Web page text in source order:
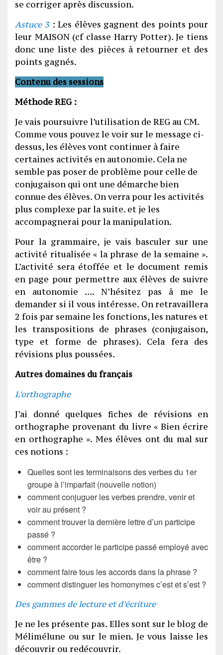
se corriger après discussion.
Astuce 3: Les élèves gagnent des points pour
leur MAISON (cf classe Harry Potter). Je tiens
donc une liste des pièces à retourner et des
points gagnés.
Contenu des sessions
Méthode REG :
Je vais poursuivre l’utilisation de REG au CM.
Comme vous pouvez le voir sur le message ci-
dessus, les élèves vont continuer à faire
certaines activités en autonomie. Cela ne
semble pas poser de problème pour celle de
conjugaison qui ont une démarche bien
connue des élèves. On verra pour les activités
plus complexe par la suite. et je les
accompagnerai pour la manipulation.
Pour la grammaire, je vais basculer sur une
activité ritualisée « la phrase de la semaine ».
L’activité sera étoffée et le document remis
en page pour permettre aux élèves de suivre
en autonomie …. N’hésitez pas à me le
demander si il vous intéresse. On retravaillera
2 fois par semaine les fonctions, les natures et
les transpositions de phrases (conjugaison,
type et forme de phrases). Cela fera des
révisions plus poussées.
Autres domaines du français
L’orthographe
J’ai donné quelques fiches de révisions en
orthographe provenant du livre « Bien écrire
en orthographe ». Mes élèves ont du mal sur
ces notions :
Quelles sont les terminaisons des verbes du 1er
groupe à l’imparfait (nouvelle notion)
comment conjuguer les verbes prendre, venir et
voir au présent ?
comment trouver la dernière lettre d’un participe
passé ?
comment accorder le participe passé employé avec
être ?
comment faire tous les accords dans la phrase ?
comment distinguer les homonymes c’est et s’est ?
Des gammes de lecture et d’écriture
Je ne les présente pas. Elles sont sur le blog de
Mélimélune ou sur le mien. Je vous laisse les
découvrir ou redécouvrir.